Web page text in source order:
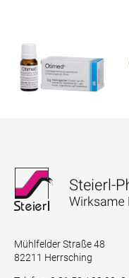
Mühlfelder Straße 48
82211 Herrsching